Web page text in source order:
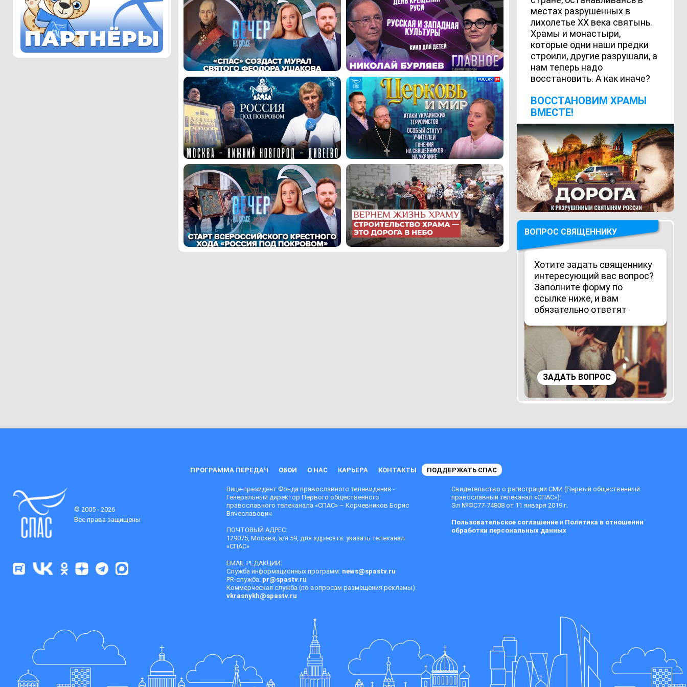
местах разрушенных в
лихолетье ХХ века святынь.
Храмы и монастыри,
которые одни наши предки
строили, другие разрушали, а
нам теперь надо
восстановить. А как иначе?
ВОCСТАНОВИМ ХРАМЫ
ВМЕСТЕ!
ВОПРОС СВЯЩЕННИКУ
Хотите задать священнику
интересующий вас вопрос?
Заполните форму по
ссылке ниже, и вам
обязательно ответят
ЗАДАТЬ ВОПРОС
ПРОГРАММА ПЕРЕДАЧ ОБОИ О НАС КАРЬЕРА КОНТАКТЫ ПОДДЕРЖАТЬ СПАС
© 2005 - 2026
Все права защищены
Вице-президент Фонда православного телевидения -
Генеральный директор Первого общественного
православного телеканала «СПАС» – Корчевников Борис
Вячеславович
ПОЧТОВЫЙ АДРЕС:
129075, Москва, а/я 59, для адресата: указать телеканал
«СПАС»
EMAIL РЕДАКЦИИ:
Служба информационных программ: news@spastv.ru
PR-служба: pr@spastv.ru
Коммерческая служба (по вопросам размещения рекламы):
vkrasnykh@spastv.ru
Свидетельство о регистрации СМИ (Первый общественный
православный телеканал «СПАС»):
Эл №ФС77-74808 от 11 января 2019 г.
Пользовательское соглашениеи Политика в отношении
обработки персональных данных